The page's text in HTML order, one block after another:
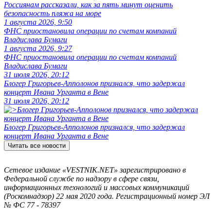
Россиянам рассказали, как за пять минут оценить
безопасность пляжа на море
1 августа 2026, 9:50
ФНС приостановила операции по счетам компаний
Владислава Бумаги
1 августа 2026, 9:27
ФНС приостановила операции по счетам компаний
Владислава Бумаги
31 июля 2026, 20:12
Блогер Григорьев-Апполонов признался, что задержал
концерт Ивана Урганта в Вене
31 июля 2026, 20:12
Блогер Григорьев-Апполонов признался, что задержал
концерт Ивана Урганта в Вене
Читать все новости
Сетевое издание «VESTNIK.NET» зарегистрировано в
Федеральной службе по надзору в сфере связи,
информационных технологий и массовых коммуникаций
(Роскомнадзор) 22 мая 2020 года. Регистрационный номер ЭЛ
№ ФС 77 - 78397